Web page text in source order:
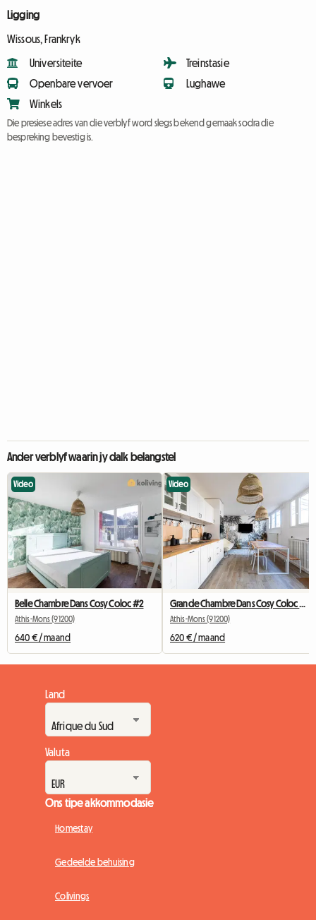
Ligging
Wissous, Frankryk
Universiteite
Openbare vervoer
Winkels
Treinstasie
Lughawe
Die presiese adres van die verblyf word slegs bekend gemaak sodra die
bespreking bevestig is.
Ander verblyf waarin jy dalk belangstel
Video
Belle Chambre Dans Cosy Coloc #2
Athis-Mons (91200)
640 € / maand
Video
Athis-Mons (91200)
620 € / maand
Land
Valuta
Ons tipe akkommodasie
Homestay
Gedeelde behuising
Colivings